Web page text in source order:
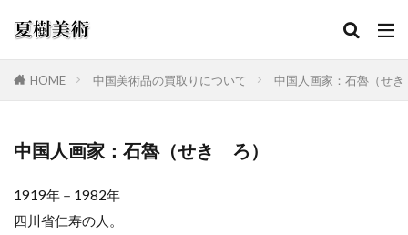
HOME 中国美術品の買取りについて 中国人画家：石魯（せ
中国人画家：石魯（せき ろ）
1919年－1982年
四川省仁寿の人。
カテゴリー